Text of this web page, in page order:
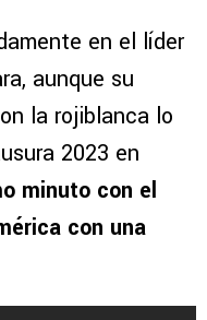
en el líder
aunque su
la rojiblanca lo
2023 en
minuto con el
con una